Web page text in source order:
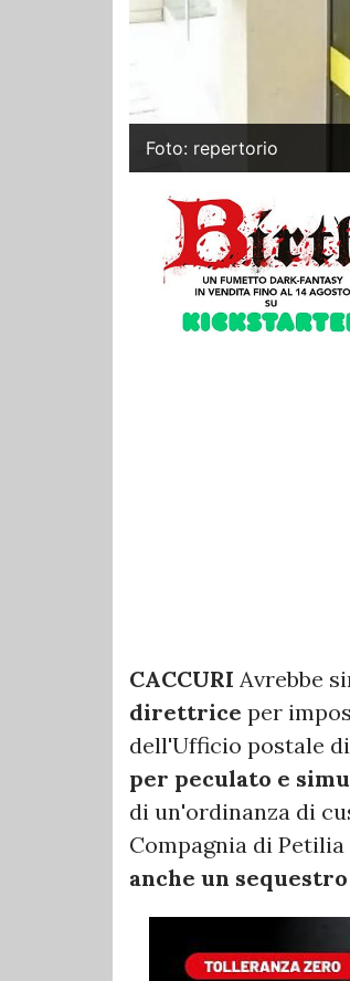
Foto: repertorio
CACCURI Avrebbe
direttrice per
dell'Ufficio postale
per peculato e
di un'ordinanza di
Compagnia di
anche un